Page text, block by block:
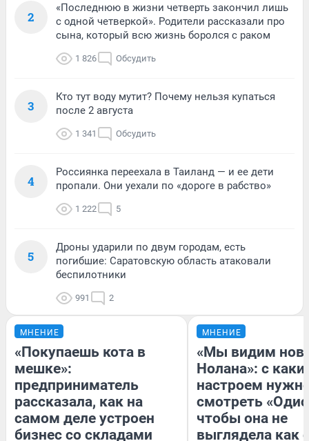
2
«Последнюю в жизни четверть закончил лишь
с одной четверкой». Родители рассказали про
сына, который всю жизнь боролся с раком
1 826 Обсудить
3
Кто тут воду мутит? Почему нельзя купаться
после 2 августа
1 341 Обсудить
4
Россиянка переехала в Таиланд — и ее дети
пропали. Они уехали по «дороге в рабство»
1 222 5
5
Дроны ударили по двум городам, есть
погибшие: Саратовскую область атаковали
беспилотники
991 2
МНЕНИЕ
«Покупаешь кота в
мешке»:
предприниматель
рассказала, как на
самом деле устроен
бизнес со складами
МНЕНИЕ
«Мы видим
Нолана»: с
настроем
смотреть
чтобы она не
выглядела как